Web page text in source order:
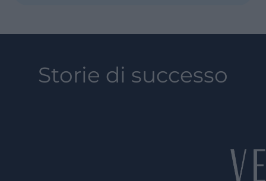
Storie di successo